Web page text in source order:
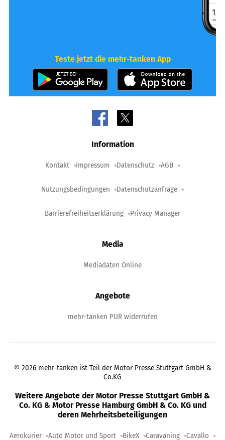
Teste jetzt die mehr-tanken App
Information
Kontakt Impressum Datenschutz AGB
Nutzungsbedingungen Datenschutzanfrage
Barrierefreiheitserklärung Privacy Manager
Media
Mediadaten Online
Angebote
mehr-tanken PUR widerrufen
© 2026 mehr-tanken ist Teil der Motor Presse Stuttgart GmbH &
Co.KG
Weitere Angebote der Motor Presse Stuttgart GmbH &
Co. KG & Motor Presse Hamburg GmbH & Co. KG und
deren Mehrheitsbeteiligungen
Aerokurier Auto Motor und Sport BikeX Caravaning Cavallo